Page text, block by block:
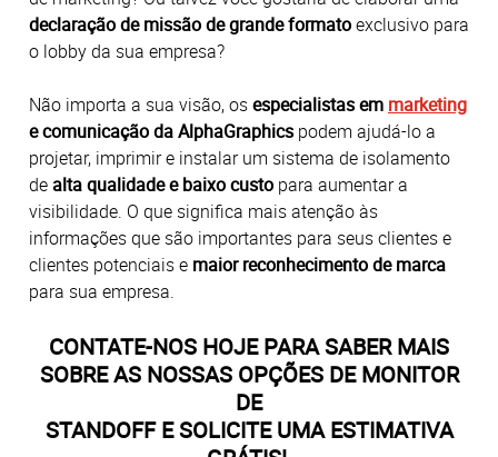
declaração de missão de grande formatoexclusivo para
o lobby da sua empresa?
Não importa a sua visão, osespecialistas em marketing
e comunicação da AlphaGraphics podem ajudá-lo a
projetar, imprimir e instalar um sistema de isolamento
dealta qualidade e baixo custo para aumentar a
visibilidade. O que significa mais atenção às
informações que são importantes para seus clientes e
clientes potenciais e maior reconhecimento de marca
para sua empresa.
CONTATE-NOS HOJE PARA SABER MAIS
SOBRE AS NOSSAS OPÇÕES DE MONITOR
DE
STANDOFF E SOLICITE UMA ESTIMATIVA